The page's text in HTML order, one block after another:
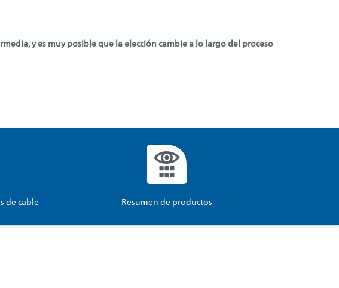
y es muy posible que la elección cambie a lo largo del proceso
de cable Resumen de productos